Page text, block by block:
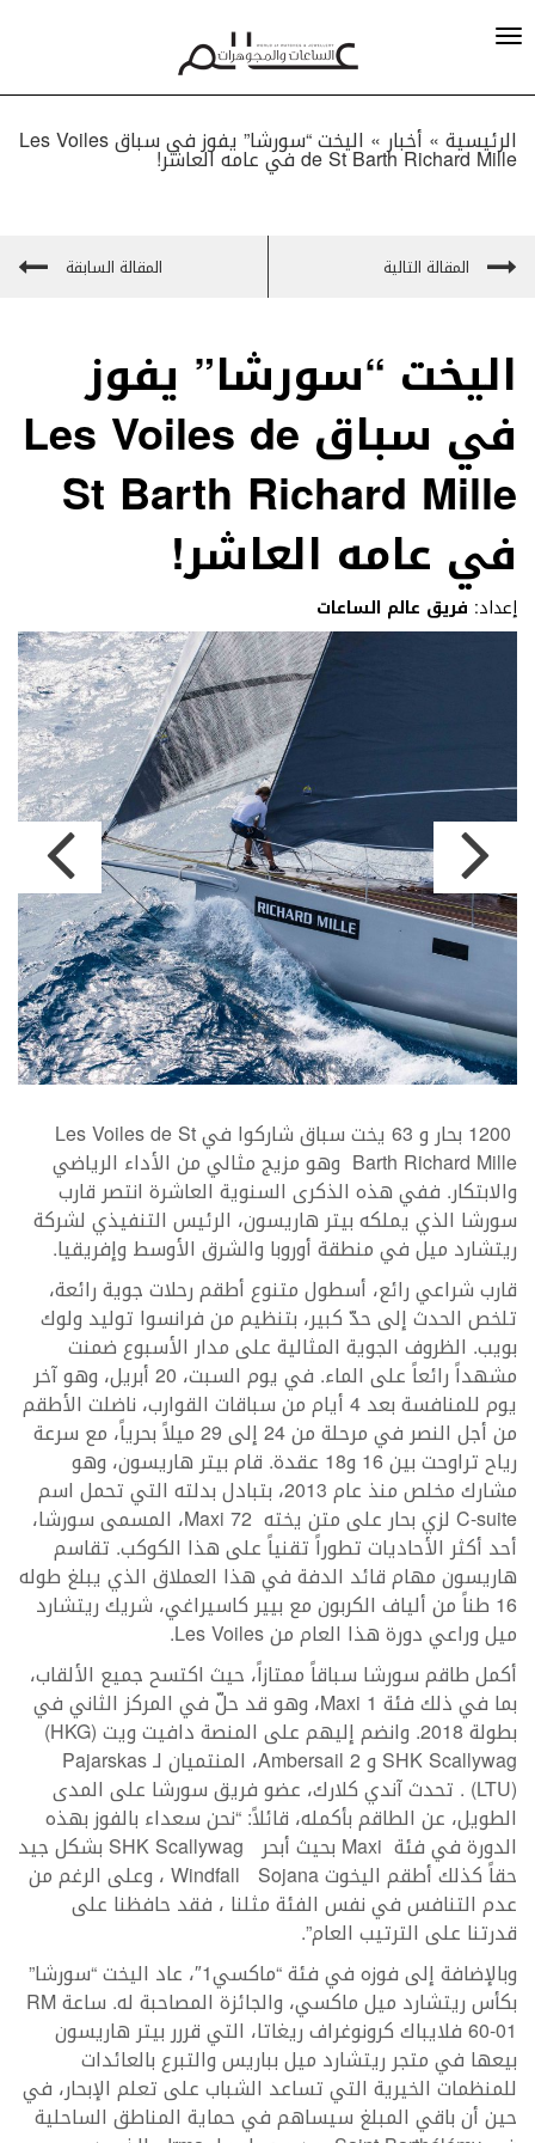
الرئيسية » أخبار» اليخت “سورشا” يفوز في سباق Les Voiles
de St Barth Richard Mille في عامه العاشر!
المقالة التالية المقالة السابقة
اليخت “سورشا” يفوز
في سباق Les Voiles de
St Barth Richard Mille
في عامه العاشر!
إعداد: فريق عالم الساعات
1200 بحار و 63 يخت سباق شاركوا في Les Voiles de St
Barth Richard Mille وهو مزيج مثالي من الأداء الرياضي
والابتكار. ففي هذه الذكرى السنوية العاشرة انتصر قارب
سورشا الذي يملكه بيتر هاريسون، الرئيس التنفيذي لشركة
ريتشارد ميل في منطقة أوروبا والشرق الأوسط وإفريقيا.
قارب شراعي رائع، أسطول متنوع أطقم رحلات جوية رائعة،
تلخص الحدث إلى حدّ كبير، بتنظيم من فرانسوا توليد ولوك
بويب. الظروف الجوية المثالية على مدار الأسبوع ضمنت
مشهداً رائعاً على الماء. في يوم السبت، 20 أبريل، وهو آخر
يوم للمنافسة بعد 4 أيام من سباقات القوارب، ناضلت الأطقم
من أجل النصر في مرحلة من 24 إلى 29 ميلاً بحرياً، مع سرعة
رياح تراوحت بين 16 و18 عقدة. قام بيتر هاريسون، وهو
مشارك مخلص منذ عام 2013، بتبادل بدلته التي تحمل اسم
C-suite لزي بحار على متن يخته Maxi 72، المسمى سورشا،
أحد أكثر الأحاديات تطوراً تقنياً على هذا الكوكب. تقاسم
هاريسون مهام قائد الدفة في هذا العملاق الذي يبلغ طوله
16 طناً من ألياف الكربون مع بيير كاسيراغي، شريك ريتشارد
ميل وراعي دورة هذا العام من Les Voiles.
أكمل طاقم سورشا سباقاً ممتازاً، حيث اكتسح جميع الألقاب،
بما في ذلك فئة Maxi 1، وهو قد حلّ في المركز الثاني في
بطولة 2018. وانضم إليهم على المنصة دافيت ويت (HKG)
SHK Scallywag و Ambersail 2، المنتميان لـ Pajarskas
(LTU) . تحدث آندي كلارك، عضو فريق سورشا على المدى
الطويل، عن الطاقم بأكمله، قائلاً: “نحن سعداء بالفوز بهذه
الدورة في فئة Maxi بحيث أبحر SHK Scallywag بشكل جيد
حقاً كذلك أطقم اليخوت Windfall Sojana ، وعلى الرغم من
عدم التنافس في نفس الفئة مثلنا ، فقد حافظنا على
قدرتنا على الترتيب العام”.
وبالإضافة إلى فوزه في فئة “ماكسي1″، عاد اليخت “سورشا”
بكأس ريتشارد ميل ماكسي، والجائزة المصاحبة له. ساعة RM
60-01 فلايباك كرونوغراف ريغاتا، التي قررر بيتر هاريسون
بيعها في متجر ريتشارد ميل بباريس والتبرع بالعائدات
للمنظمات الخيرية التي تساعد الشباب على تعلم الإبحار، في
حين أن باقي المبلغ سيساهم في حماية المناطق الساحلية